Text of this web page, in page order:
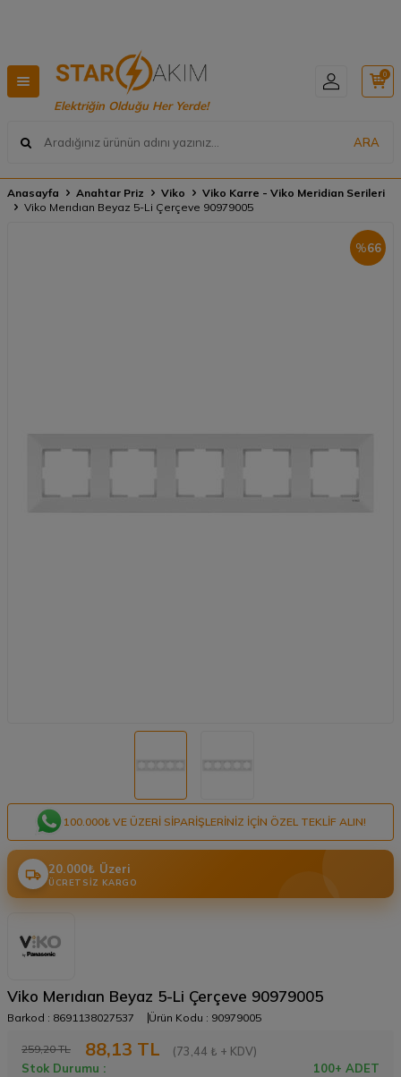
Elektriğin Olduğu Her Yerde!
ARA
0
Anasayfa Anahtar Priz Viko
Viko Karre - Viko Meridian Serileri
Viko Merıdıan Beyaz 5-Li Çerçeve 90979005
%66
100.000₺ VE ÜZERI SIPARIŞLERINIZ IÇIN ÖZEL TEKLIF ALIN!
20.000₺ Üzeri
ÜCRETSIZ KARGO
Viko Merıdıan Beyaz 5-Li Çerçeve 90979005
Barkod : 8691138027537 Ürün Kodu : 90979005
259,20TL 88,13 TL
(73,44 ₺ + KDV)
Stok Durumu :
100+ ADET